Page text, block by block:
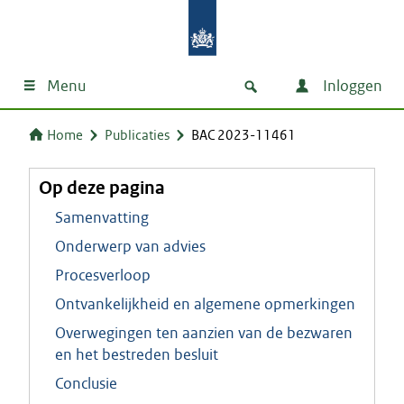
Menu Inloggen
Home Publicaties BAC 2023-11461
Op deze pagina
Samenvatting
Onderwerp van advies
Procesverloop
Ontvankelijkheid en algemene opmerkingen
Overwegingen ten aanzien van de bezwaren
en het bestreden besluit
Conclusie